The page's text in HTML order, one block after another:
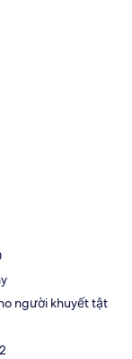
người khuyết tật